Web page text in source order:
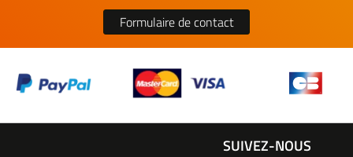
Formulaire de contact
SUIVEZ-NOUS